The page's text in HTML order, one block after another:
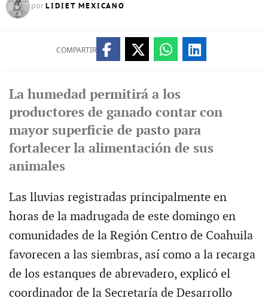
por LIDIET MEXICANO
COMPARTIR
La humedad permitirá a los
productores de ganado contar con
mayor superficie de pasto para
fortalecer la alimentación de sus
animales
Las lluvias registradas principalmente en
horas de la madrugada de este domingo en
comunidades de la Región Centro de Coahuila
favorecen a las siembras, así como a la recarga
de los estanques de abrevadero, explicó el
coordinador de la Secretaría de Desarrollo